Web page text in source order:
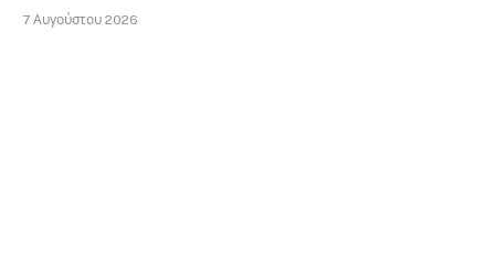
7 Αυγούστου 2026